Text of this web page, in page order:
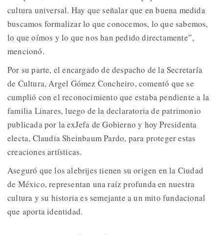
cultura universal. Hay que señalar que en buena medida
buscamos formalizar lo que conocemos, lo que sabemos,
lo que oímos y lo que nos han pedido directamente”,
mencionó.
Por su parte, el encargado de despacho de la Secretaría
de Cultura, Argel Gómez Concheiro, comentó que se
cumplió con el reconocimiento que estaba pendiente a la
familia Linares, luego de la declaratoria de patrimonio
publicada por la exJefa de Gobierno y hoy Presidenta
electa, Claudia Sheinbaum Pardo, para proteger estas
creaciones artísticas.
Aseguró que los alebrijes tienen su origen en la Ciudad
de México, representan una raíz profunda en nuestra
cultura y su historia es semejante a un mito fundacional
que aporta identidad.